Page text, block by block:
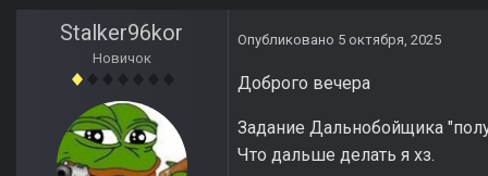
Stalker96kor
Новичок
Опубликовано 5 октября, 2025
Доброго вечера
Задание Дальнобойщика
Что дальше делать я хз.